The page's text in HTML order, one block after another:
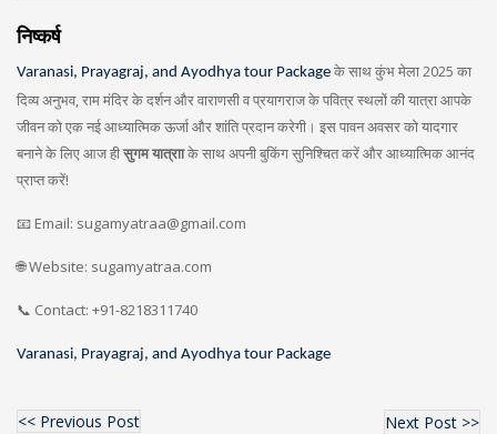
निष्कर्ष
Varanasi, Prayagraj, and Ayodhya tour Package के साथ कुंभ मेला 2025 का
दिव्य अनुभव, राम मंदिर के दर्शन और वाराणसी व प्रयागराज के पवित्र स्थलों की यात्रा आपके
जीवन को एक नई आध्यात्मिक ऊर्जा और शांति प्रदान करेगी। इस पावन अवसर को यादगार
बनाने के लिए आज हीसुगम यात्रााके साथ अपनी बुकिंग सुनिश्चित करें और आध्यात्मिक आनंद
प्राप्त करें!
📧 Email: sugamyatraa@gmail.com
🌐 Website: sugamyatraa.com
📞 Contact: +91-8218311740
Varanasi, Prayagraj, and Ayodhya tour Package
<< Previous Post Next Post >>